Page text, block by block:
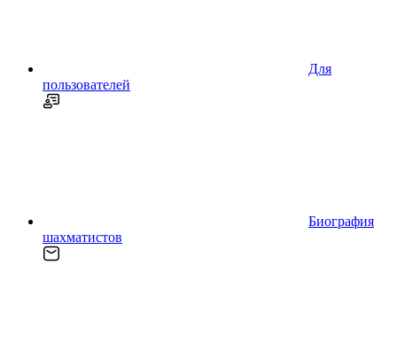
Для
пользователей
Биография
шахматистов